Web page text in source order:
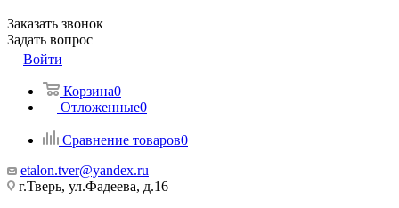
Заказать звонок
Задать вопрос
Войти
Корзина0
Отложенные0
Сравнение товаров0
etalon.tver@yandex.ru
г.Тверь, ул.Фадеева, д.16